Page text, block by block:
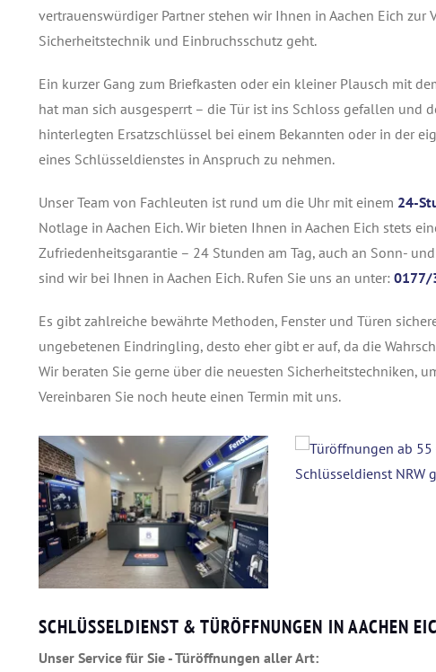
vertrauenswürdiger Partner stehen wir Ihnen in Aachen Eich
Sicherheitstechnik und Einbruchsschutz geht.
Ein kurzer Gang zum Briefkasten oder ein kleiner Plausch mit
hat man sich ausgesperrt – die Tür ist ins Schloss gefallen und
hinterlegten Ersatzschlüssel bei einem Bekannten oder in der
eines Schlüsseldienstes in Anspruch zu nehmen.
Unser Team von Fachleuten ist rund um die Uhr mit einem 24-
Notlage in Aachen Eich. Wir bieten Ihnen in Aachen Eich stets
Zufriedenheitsgarantie – 24 Stunden am Tag, auch an Sonn-
sind wir bei Ihnen in Aachen Eich. Rufen Sie uns an unter: 0177/
Es gibt zahlreiche bewährte Methoden, Fenster und Türen
ungebetenen Eindringling, desto eher gibt er auf, da die
Wir beraten Sie gerne über die neuesten Sicherheitstechniken,
Vereinbaren Sie noch heute einen Termin mit uns.
SCHLÜSSELDIENST & TÜRÖFFNUNGEN IN AACHEN
Unser Service für Sie - Türöffnungen aller Art: